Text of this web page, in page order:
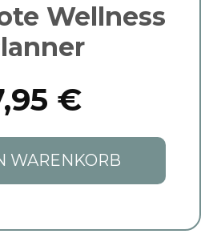
Wellness
€
WARENKORB